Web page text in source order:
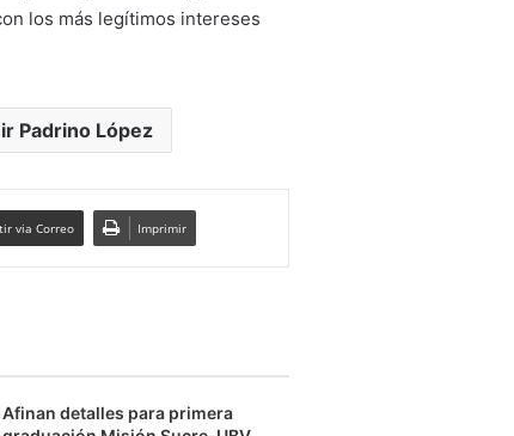
los más legítimos intereses
Padrino López
via Correo Imprimir
Afinan detalles para primera